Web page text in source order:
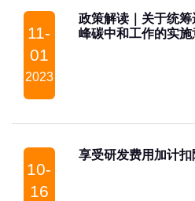
11-
01
2023
政策解读｜关于统
峰碳中和工作的实施
10-
16
享受研发费用加计